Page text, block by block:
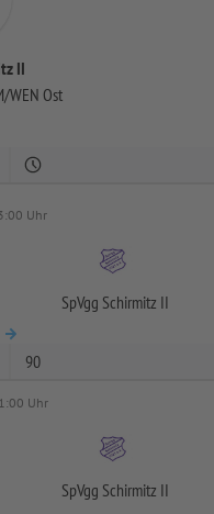
II
WEN Ost
Uhr
SpVgg Schirmitz II
90
Uhr
SpVgg Schirmitz II